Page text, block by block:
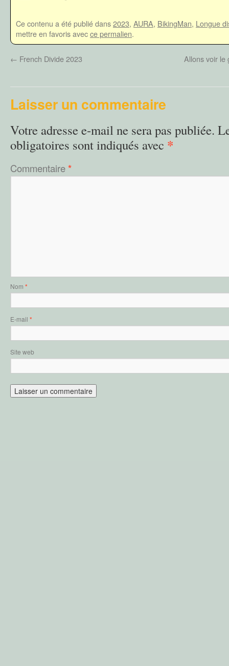
Ce contenu a été publié dans2023, AURA, BikingMan, Longue
mettre en favoris avecce permalien.
← French Divide 2023 Allons voir le
Laisser un commentaire
Votre adresse e-mail ne sera pas publiée.
obligatoires sont indiqués avec *
Commentaire*
Nom *
E-mail *
Site web